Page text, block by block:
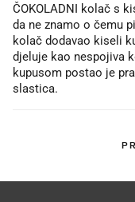
ČOKOLADNI kolač s
da ne znamo o čemu
kolač dodavao kiseli
djeluje kao nespojiva
kupusom postao je
slastica.